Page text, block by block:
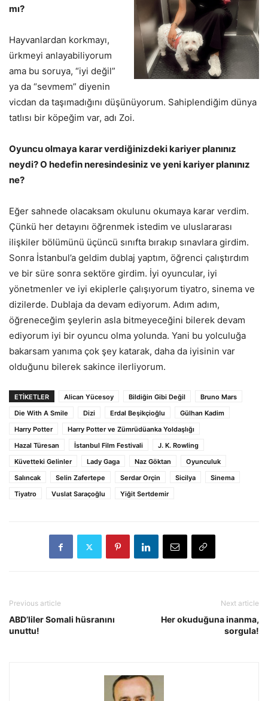
mı?
Hayvanlardan korkmayı,
ürkmeyi anlayabiliyorum
ama bu soruya, “iyi değil”
ya da “sevmem” diyenin
vicdan da taşımadığını düşünüyorum. Sahiplendiğim dünya
tatlısı bir köpeğim var, adı Zoi.
Oyuncu olmaya karar verdiğinizdeki kariyer planınız
neydi? O hedefin neresindesiniz ve yeni kariyer planınız
ne?
Eğer sahnede olacaksam okulunu okumaya karar verdim.
Çünkü her detayını öğrenmek istedim ve uluslararası
ilişkiler bölümünü üçüncü sınıfta bırakıp sınavlara girdim.
Sonra İstanbul’a geldim dublaj yaptım, öğrenci çalıştırdım
ve bir süre sonra sektöre girdim. İyi oyuncular, iyi
yönetmenler ve iyi ekiplerle çalışıyorum tiyatro, sinema ve
dizilerde. Dublaja da devam ediyorum. Adım adım,
öğreneceğim şeylerin asla bitmeyeceğini bilerek devam
ediyorum iyi bir oyuncu olma yolunda. Yani bu yolculuğa
bakarsam yanıma çok şey katarak, daha da iyisinin var
olduğunu bilerek sakince ilerliyorum.
ETİKETLER Alican Yücesoy Bildiğin Gibi Değil
Bruno Mars
Die With A Smile
Dizi Erdal Beşikçioğlu
Gülhan Kadim
Harry Potter
Harry Potter ve Zümrüdüanka Yoldaşlığı
Hazal Türesan
İstanbul Film Festivali
J. K. Rowling
Küvetteki Gelinler
Lady Gaga Naz Göktan
Oyunculuk
Salıncak
Selin Zafertepe Serdar Orçin Sicilya
Sinema
Tiyatro
Vuslat Saraçoğlu Yiğit Sertdemir
Previous article
ABD’liler Somali hüsranını
unuttu!
Next article
Her okuduğuna inanma,
sorgula!